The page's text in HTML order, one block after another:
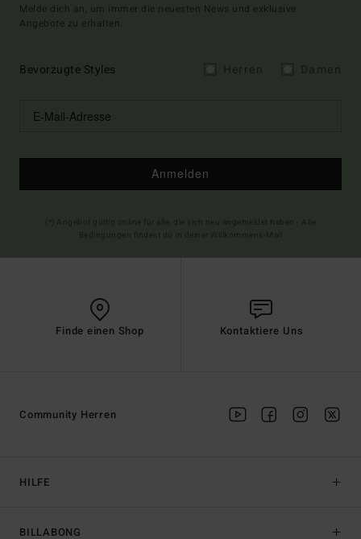
Melde dich an, um immer die neuesten News und exklusive
Angebote zu erhalten.
Bevorzugte Styles
Anmelden
Finde einen Shop Kontaktiere Uns
HILFE
BILLABONG
Community Herren